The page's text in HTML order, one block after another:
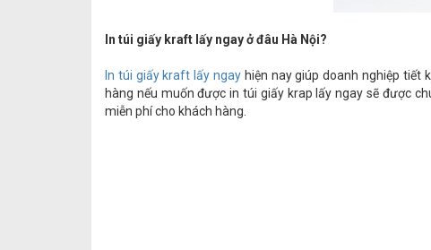
In túi giấy kraft lấy ngay ở đâu Hà Nội?
In túi giấy kraft lấy ngay hiện nay giúp doanh nghiệp tiết
hàng nếu muốn được in túi giấy krap lấy ngay sẽ được
miễn phí cho khách hàng.